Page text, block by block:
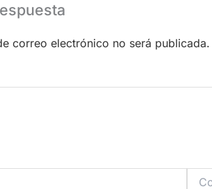
correo electrónico no será publicada.